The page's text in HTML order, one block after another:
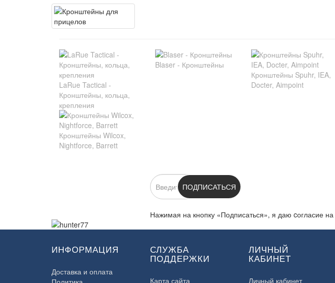
LaRue Tactical -
Кронштейны, кольца,
крепления
Blaser - Кронштейны
Кронштейны Spuhr, IEA,
Docter, Aimpoint
Кронштейны Wilcox,
Nightforce, Barrett
ПОДПИСАТЬСЯ
Нажимая на кнопку «Подписаться», я даю cогласие на
ИНФОРМАЦИЯ
Доставка и оплата
СЛУЖБА
ПОДДЕРЖКИ
Карта сайта
ЛИЧНЫЙ
КАБИНЕТ
Личный кабинет